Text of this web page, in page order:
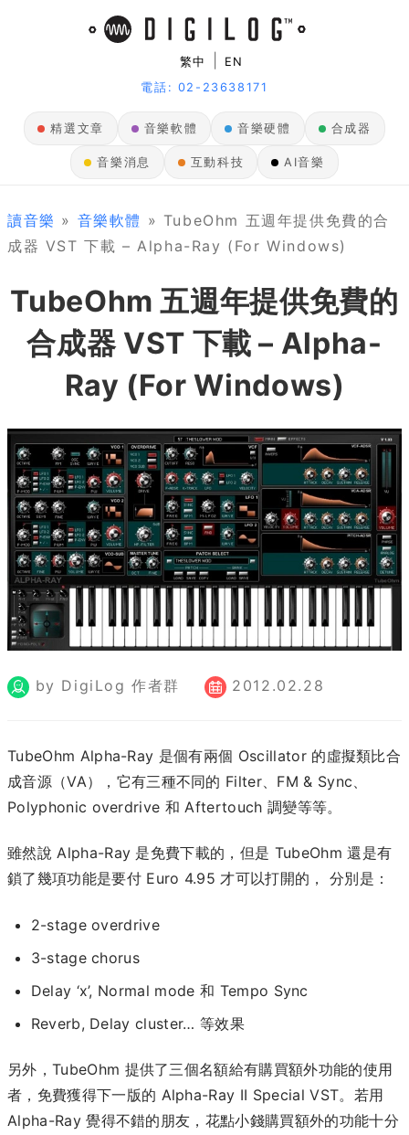
繁中
EN
電話: 02-23638171
精選文章 音樂軟體 音樂硬體 合成器
音樂消息 互動科技 AI音樂
讀音樂 » 音樂軟體 » TubeOhm 五週年提供免費的合
成器 VST 下載 – Alpha-Ray (For Windows)
TubeOhm 五週年提供免費的
合成器 VST 下載 – Alpha-
Ray (For Windows)
by DigiLog 作者群 2012.02.28
TubeOhm Alpha-Ray 是個有兩個 Oscillator 的虛擬類比合
成音源（VA），它有三種不同的 Filter、FM & Sync、
Polyphonic overdrive 和 Aftertouch 調變等等。
雖然說 Alpha-Ray 是免費下載的，但是 TubeOhm 還是有
鎖了幾項功能是要付 Euro 4.95 才可以打開的， 分別是：
2-stage overdrive
3-stage chorus
Delay ‘x’, Normal mode 和 Tempo Sync
Reverb, Delay cluster… 等效果
另外，TubeOhm 提供了三個名額給有購買額外功能的使用
者，免費獲得下一版的 Alpha-Ray II Special VST。若用
Alpha-Ray 覺得不錯的朋友，花點小錢購買額外的功能十分